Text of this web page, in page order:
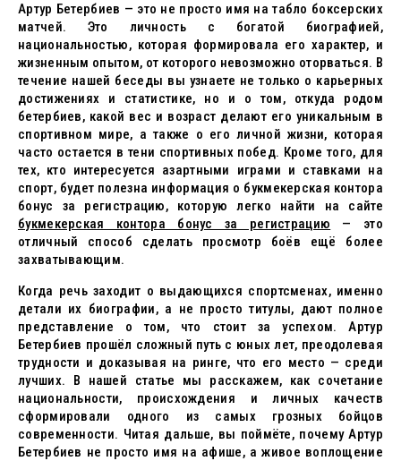
Артур Бетербиев — это не просто имя на табло боксерских
матчей. Это личность с богатой биографией,
национальностью, которая формировала его характер, и
жизненным опытом, от которого невозможно оторваться. В
течение нашей беседы вы узнаете не только о карьерных
достижениях и статистике, но и о том, откуда родом
бетербиев, какой вес и возраст делают его уникальным в
спортивном мире, а также о его личной жизни, которая
часто остается в тени спортивных побед. Кроме того, для
тех, кто интересуется азартными играми и ставками на
спорт, будет полезна информация о букмекерская контора
бонус за регистрацию, которую легко найти на сайте
букмекерская контора бонус за регистрацию — это
отличный способ сделать просмотр боёв ещё более
захватывающим.
Когда речь заходит о выдающихся спортсменах, именно
детали их биографии, а не просто титулы, дают полное
представление о том, что стоит за успехом. Артур
Бетербиев прошёл сложный путь с юных лет, преодолевая
трудности и доказывая на ринге, что его место — среди
лучших. В нашей статье мы расскажем, как сочетание
национальности, происхождения и личных качеств
сформировали одного из самых грозных бойцов
современности. Читая дальше, вы поймёте, почему Артур
Бетербиев не просто имя на афише, а живое воплощение